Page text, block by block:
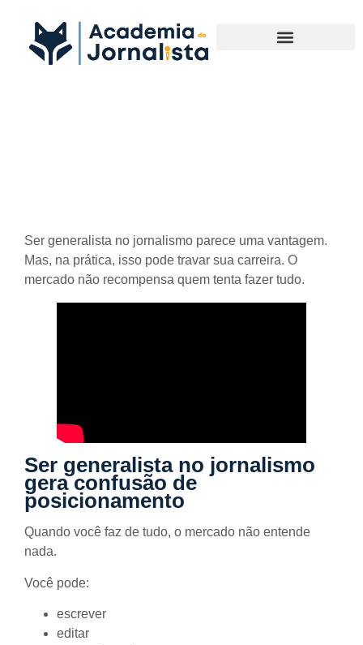
Ser generalista no jornalismo parece uma vantagem.
Mas, na prática, isso pode travar sua carreira. O
mercado não recompensa quem tenta fazer tudo.
Ser generalista no jornalismo
gera confusão de
posicionamento
Quando você faz de tudo, o mercado não entende
nada.
Você pode:
escrever
editar